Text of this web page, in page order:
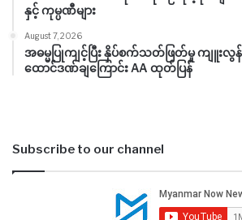
နှင့် ကုမ္ပဏီများ
August 7, 2026
အဓမ္မပြုကျင့်ပြီး နှိပ်စက်သတ်ဖြတ်မှု ကျူး
ထောင်ဒဏ်ချကြောင်း AA ထုတ်ပြန်
Subscribe to our channel